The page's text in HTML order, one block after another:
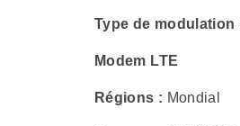
Type de modulation
Modem LTE
Régions : Mondial